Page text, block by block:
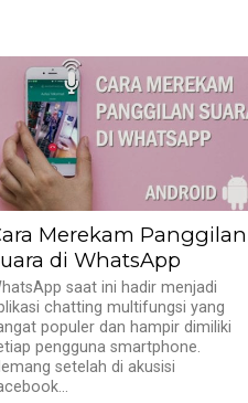
Merekam Panggilan
di WhatsApp
saat ini hadir menjadi
chatting multifungsi yang
populer dan hampir dimiliki
pengguna smartphone.
setelah di akusisi